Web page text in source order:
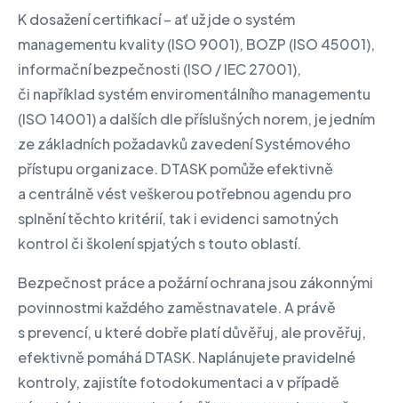
K dosažení certifikací – ať už jde o systém
managementu kvality (ISO 9001), BOZP (ISO 45001),
informační bezpečnosti (ISO / IEC 27001),
či například systém enviromentálního managementu
(ISO 14001) a dalších dle příslušných norem, je jedním
ze základních požadavků zavedení Systémového
přístupu organizace. DTASK pomůže efektivně
a centrálně vést veškerou potřebnou agendu pro
splnění těchto kritérií, tak i evidenci samotných
kontrol či školení spjatých s touto oblastí.
Bezpečnost práce a požární ochrana jsou zákonnými
povinnostmi každého zaměstnavatele. A právě
s prevencí, u které dobře platí důvěřuj, ale prověřuj,
efektivně pomáhá DTASK. Naplánujete pravidelné
kontroly, zajistíte fotodokumentaci a v případě